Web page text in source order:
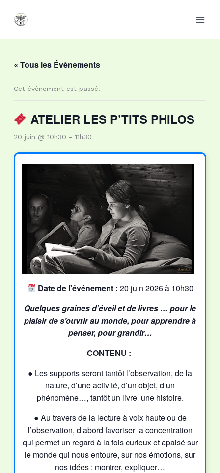
contenu
« Tous les Évènements
Cet évènement est passé.
ATELIER LES P’TITS PHILOS
20 juin @ 10h30 - 11h30
Date de l'événement : 20 juin 2026 à 10h30
Quelques graines d’éveil et de livres … pour le
plaisir de s’ouvrir au monde, pour apprendre à
penser, pour grandir…
CONTENU :
● Les supports seront tantôt l’observation, de la
nature, d’une activité, d’un objet, d’un
phénomène…, tantôt un livre, une histoire.
● Au travers de la lecture à voix haute ou de
l’observation, d’abord favoriser la concentration
qui permet un regard à la fois curieux et apaisé sur
le monde qui nous entoure, sur nos émotions, sur
nos idées : montrer, expliquer…